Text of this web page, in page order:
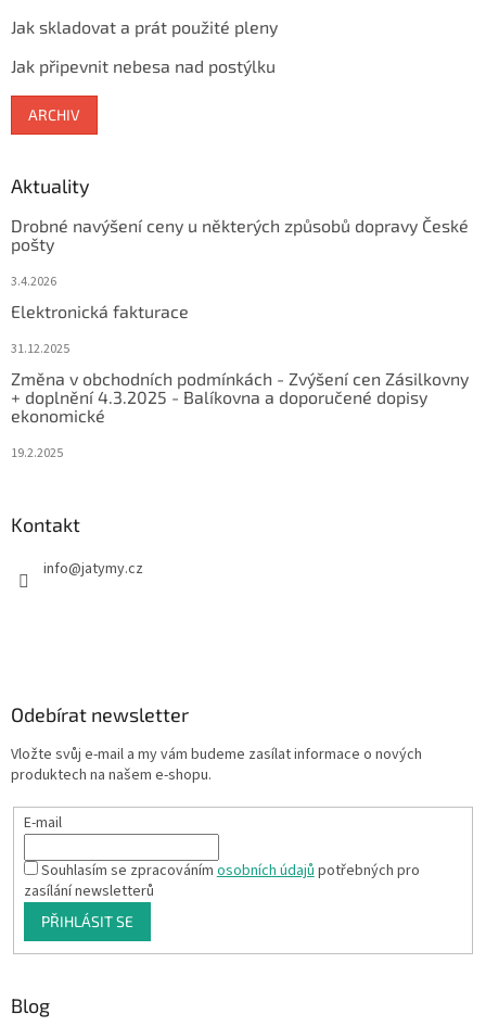
Jak skladovat a prát použité pleny
Jak připevnit nebesa nad postýlku
ARCHIV
Aktuality
Drobné navýšení ceny u některých způsobů dopravy České
pošty
3.4.2026
Elektronická fakturace
31.12.2025
Změna v obchodních podmínkách - Zvýšení cen Zásilkovny
+ doplnění 4.3.2025 - Balíkovna a doporučené dopisy
ekonomické
19.2.2025
Kontakt
info@jatymy.cz
Odebírat newsletter
Vložte svůj e-mail a my vám budeme zasílat informace o nových
produktech na našem e-shopu.
E-mail
Souhlasím se zpracovánímosobních údajůpotřebných pro
zasílání newsletterů
PŘIHLÁSIT SE
Blog